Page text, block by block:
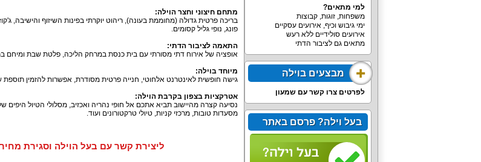
למי מתאים?
משפחות, זוגות, קבוצות
ימי גיבוש וכיף, אירועים עסקיים
אירועים סולידיים ללא רעש
מתאים גם לציבור הדתי
מבצעים בוילה
לפרטים צרו קשר עם שמעון
בעל וילה? פרסם באתר
מתחם חיצוני וחצר הוילה:
בריכה פרטית גדולה (מחוממת בעונה), ריהוט יוקרתי בפינות השיזוף והישיבה,
פונג, נופי גליל קסומים.
התאמה לציבור הדתי:
אופציה של אירוח דתי מסורתי עם בית כנסת במרחק הליכה, פלטת שבת ומיחם
מיוחד בוילה:
גישה חופשית לאינטרנט אלחוטי, חנייה פרטית מסודרת, אפשרות להזמין
אטרקציות בצפון בקרבת הוילה:
נסיעה קצרה מהיישוב תביא אתכם אל חופי נהריה ואכזיב, מסלולי הטיול
מסעדות טובות, מרכזי קניות, טיולי טרקטורונים ועוד.
ליצירת קשר עם בעל הוילה וסגירת מחיר חייגו